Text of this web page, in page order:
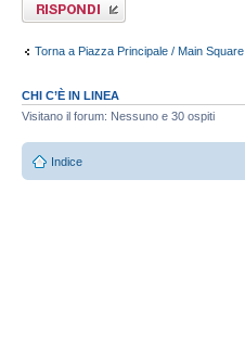
messaggio
Torna a Piazza Principale / Main Square
CHI C’È IN LINEA
Visitano il forum: Nessuno e 30 ospiti
Indice